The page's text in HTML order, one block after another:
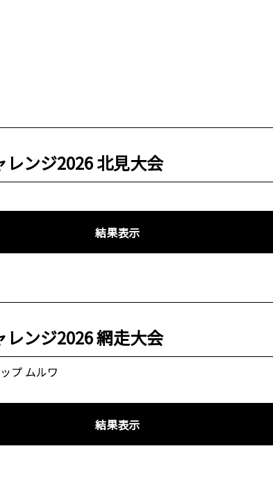
ンジ2026 北見大会
結果表示
ンジ2026 網走大会
プ ムルワ
結果表示